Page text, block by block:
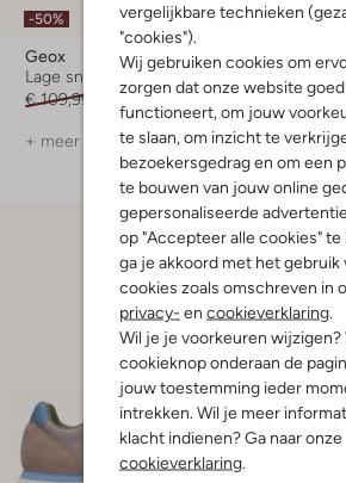
vergelijkbare technieken
"cookies").
Wij gebruiken cookies om
zorgen dat onze website goed
functioneert, om jouw
te slaan, om inzicht te
bezoekersgedrag en om een
te bouwen van jouw online
gepersonaliseerde
op "Accepteer alle cookies" te
ga je akkoord met het gebruik
cookies zoals omschreven in
privacy- en cookieverklaring
Wil je je voorkeuren wijzigen?
cookieknop onderaan de
jouw toestemming ieder
intrekken. Wil je meer
klacht indienen? Ga naar onze
cookieverklaring
-50%
Geox
Lage sneakers
€ 109,99
€ 54,99
+ meer kleuren
Nieuw
Mrp
Lage
€
+